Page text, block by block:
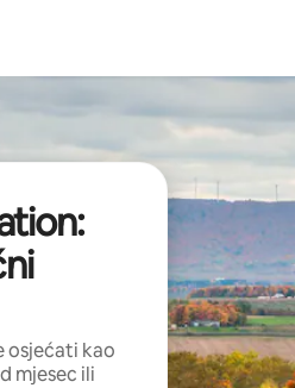
osjećati kao
mjesec ili